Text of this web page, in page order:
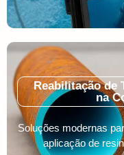
Reabilitação de
na
Soluções modernas
aplicação de